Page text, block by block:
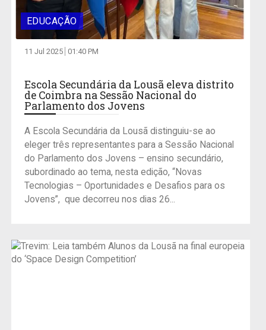
EDUCAÇÃO
11 Jul 2025 01:40 PM
Escola Secundária da Lousã eleva distrito
de Coimbra na Sessão Nacional do
Parlamento dos Jovens
A Escola Secundária da Lousã distinguiu-se ao
eleger três representantes para a Sessão Nacional
do Parlamento dos Jovens – ensino secundário,
subordinado ao tema, nesta edição, “Novas
Tecnologias – Oportunidades e Desafios para os
Jovens”, que decorreu nos dias 26...